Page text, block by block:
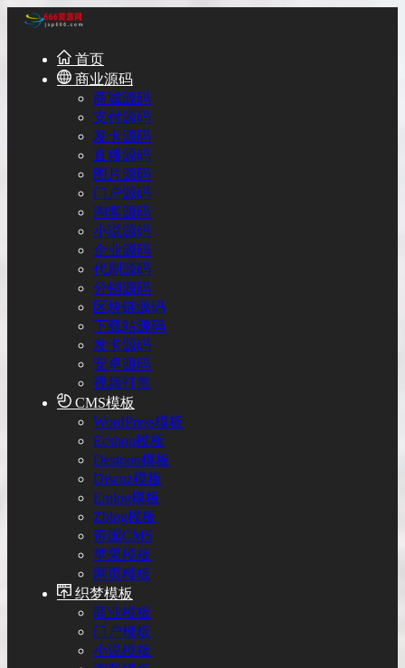
首页
商业源码
商城源码
支付源码
发卡源码
直播源码
图片源码
门户源码
淘客源码
小说源码
企业源码
代刷源码
分销源码
区块链源码
下载站源码
发卡源码
安卓源码
视频打赏
CMS模板
WordPress模板
Ecshop模板
Destoon模板
Discuz模板
Emlog模板
Zblog模板
帝国CMS
苹果模板
网页模板
织梦模板
商业模板
门户模板
小说模板